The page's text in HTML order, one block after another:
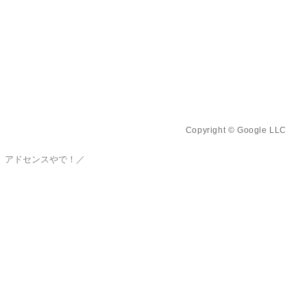
Copyright © Google LLC
アドセンスやで！／